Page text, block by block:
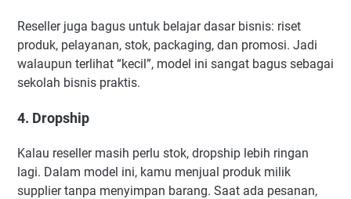
Reseller juga bagus untuk belajar dasar bisnis: riset
produk, pelayanan, stok, packaging, dan promosi. Jadi
walaupun terlihat “kecil”, model ini sangat bagus sebagai
sekolah bisnis praktis.
4. Dropship
Kalau reseller masih perlu stok, dropship lebih ringan
lagi. Dalam model ini, kamu menjual produk milik
supplier tanpa menyimpan barang. Saat ada pesanan,